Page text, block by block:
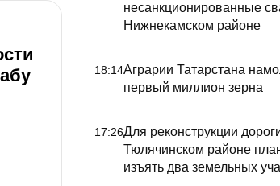
несанкционированные
Нижнекамском районе
18:14Аграрии Татарстана
первый миллион зерна
17:26Для реконструкции
Тюлячинском районе
изъять два земельных